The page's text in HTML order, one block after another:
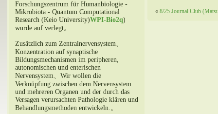
Forschungszentrum für Humanbiologie -
Mikrobiota - Quantum Computational
Research (Keio University)WPI-Bio2q)
wurde auf verlegt。
Zusätzlich zum Zentralnervensystem、
Konzentration auf synaptische
Bildungsmechanismen im peripheren,
autonomischen und enterischen
Nervensystem、Wir wollen die
Verknüpfung zwischen dem Nervensystem
und mehreren Organen und der durch das
Versagen verursachten Pathologie klären und
Behandlungsmethoden entwickeln.。
« 8/25 Journal Club